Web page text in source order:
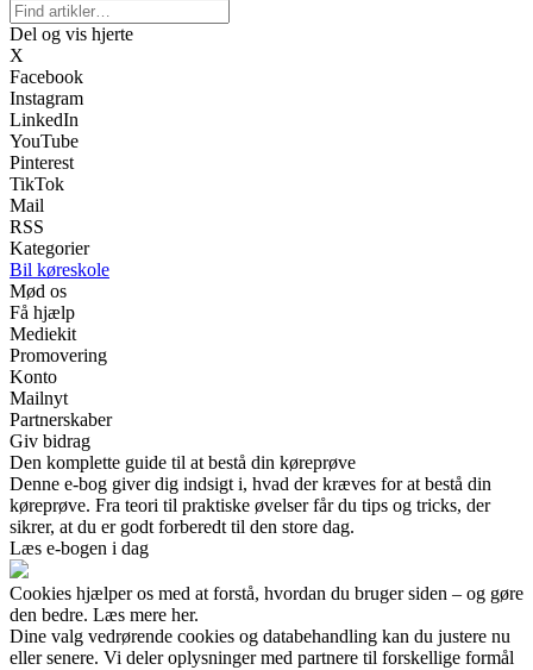
Del og vis hjerte
X
Facebook
Instagram
LinkedIn
YouTube
Pinterest
TikTok
Mail
RSS
Kategorier
Bil køreskole
Mød os
Få hjælp
Mediekit
Promovering
Konto
Mailnyt
Partnerskaber
Giv bidrag
Den komplette guide til at bestå din køreprøve
Denne e-bog giver dig indsigt i, hvad der kræves for at bestå din
køreprøve. Fra teori til praktiske øvelser får du tips og tricks, der
sikrer, at du er godt forberedt til den store dag.
Læs e-bogen i dag
Cookies hjælper os med at forstå, hvordan du bruger siden – og gøre
den bedre. Læs mere her.
Dine valg vedrørende cookies og databehandling kan du justere nu
eller senere. Vi deler oplysninger med partnere til forskellige formål